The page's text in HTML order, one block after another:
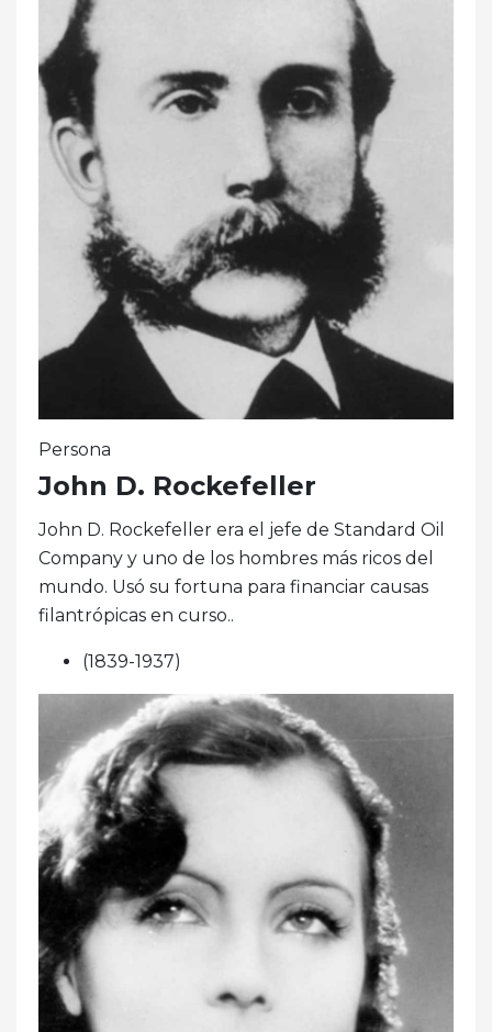
Persona
John D. Rockefeller
John D. Rockefeller era el jefe de Standard Oil
Company y uno de los hombres más ricos del
mundo. Usó su fortuna para financiar causas
filantrópicas en curso..
(1839-1937)